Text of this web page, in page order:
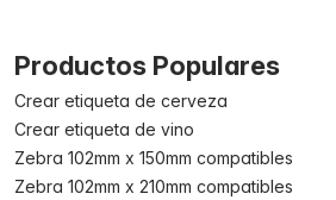
Productos Populares
Crear etiqueta de cerveza
Crear etiqueta de vino
Zebra 102mm x 150mm compatibles
Zebra 102mm x 210mm compatibles